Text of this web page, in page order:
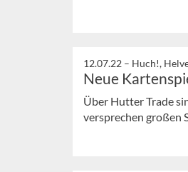
12.07.22 – Huch!,
Neue
Über Hutter Trade
versprechen großen